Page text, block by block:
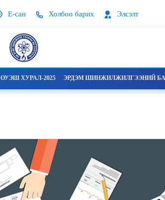
Е-сан Холбоо барих Элсэлт
ОУЭШ ХУРАЛ-2025 ЭРДЭМ ШИНЖИЛЖИЛГЭЭНИЙ